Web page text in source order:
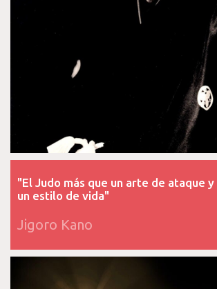
"El Judo más que un arte de ataque
un estilo de vida"
Jigoro Kano